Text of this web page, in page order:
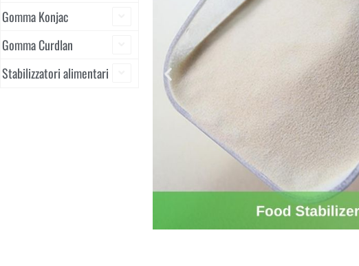
Gomma Konjac
Gomma Curdlan
Stabilizzatori alimentari